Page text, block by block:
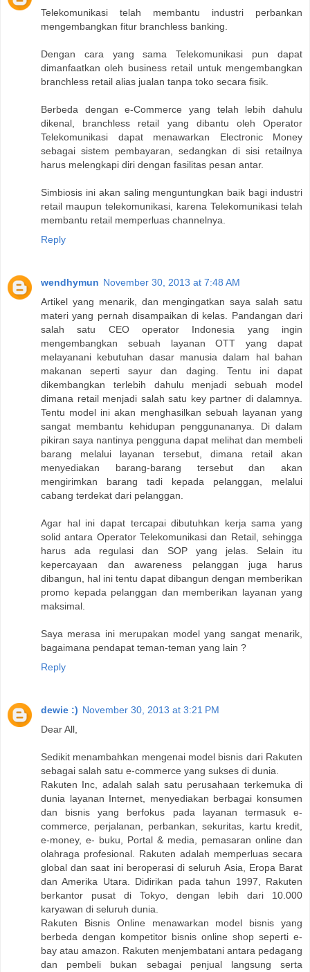
Telekomunikasi telah membantu industri perbankan
mengembangkan fitur branchless banking.
Dengan cara yang sama Telekomunikasi pun dapat
dimanfaatkan oleh business retail untuk mengembangkan
branchless retail alias jualan tanpa toko secara fisik.
Berbeda dengan e-Commerce yang telah lebih dahulu
dikenal, branchless retail yang dibantu oleh Operator
Telekomunikasi dapat menawarkan Electronic Money
sebagai sistem pembayaran, sedangkan di sisi retailnya
harus melengkapi diri dengan fasilitas pesan antar.
Simbiosis ini akan saling menguntungkan baik bagi industri
retail maupun telekomunikasi, karena Telekomunikasi telah
membantu retail memperluas channelnya.
Reply
wendhymun November 30, 2013 at 7:48 AM
Artikel yang menarik, dan mengingatkan saya salah satu
materi yang pernah disampaikan di kelas. Pandangan dari
salah satu CEO operator Indonesia yang ingin
mengembangkan sebuah layanan OTT yang dapat
melayanani kebutuhan dasar manusia dalam hal bahan
makanan seperti sayur dan daging. Tentu ini dapat
dikembangkan terlebih dahulu menjadi sebuah model
dimana retail menjadi salah satu key partner di dalamnya.
Tentu model ini akan menghasilkan sebuah layanan yang
sangat membantu kehidupan penggunananya. Di dalam
pikiran saya nantinya pengguna dapat melihat dan membeli
barang melalui layanan tersebut, dimana retail akan
menyediakan barang-barang tersebut dan akan
mengirimkan barang tadi kepada pelanggan, melalui
cabang terdekat dari pelanggan.
Agar hal ini dapat tercapai dibutuhkan kerja sama yang
solid antara Operator Telekomunikasi dan Retail, sehingga
harus ada regulasi dan SOP yang jelas. Selain itu
kepercayaan dan awareness pelanggan juga harus
dibangun, hal ini tentu dapat dibangun dengan memberikan
promo kepada pelanggan dan memberikan layanan yang
maksimal.
Saya merasa ini merupakan model yang sangat menarik,
bagaimana pendapat teman-teman yang lain ?
Reply
dewie :) November 30, 2013 at 3:21 PM
Dear All,
Sedikit menambahkan mengenai model bisnis dari Rakuten
sebagai salah satu e-commerce yang sukses di dunia.
Rakuten Inc, adalah salah satu perusahaan terkemuka di
dunia layanan Internet, menyediakan berbagai konsumen
dan bisnis yang berfokus pada layanan termasuk e-
commerce, perjalanan, perbankan, sekuritas, kartu kredit,
e-money, e- buku, Portal & media, pemasaran online dan
olahraga profesional. Rakuten adalah memperluas secara
global dan saat ini beroperasi di seluruh Asia, Eropa Barat
dan Amerika Utara. Didirikan pada tahun 1997, Rakuten
berkantor pusat di Tokyo, dengan lebih dari 10.000
karyawan di seluruh dunia.
Rakuten Bisnis Online menawarkan model bisnis yang
berbeda dengan kompetitor bisnis online shop seperti e-
bay atau amazon. Rakuten menjembatani antara pedagang
dan pembeli bukan sebagai penjual langsung serta